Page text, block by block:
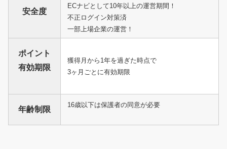
安全度
ECナビとして10年以上の運営期間！
不正ログイン対策済
一部上場企業の運営！
ポイント
有効期限
獲得月から1年を過ぎた時点で
3ヶ月ごとに有効期限
年齢制限
16歳以下は保護者の同意が必要